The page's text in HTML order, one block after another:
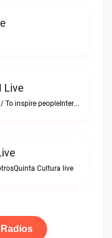
Live
Para inspirar personas / To inspire peopleInterPrime® FM live
Cultura live